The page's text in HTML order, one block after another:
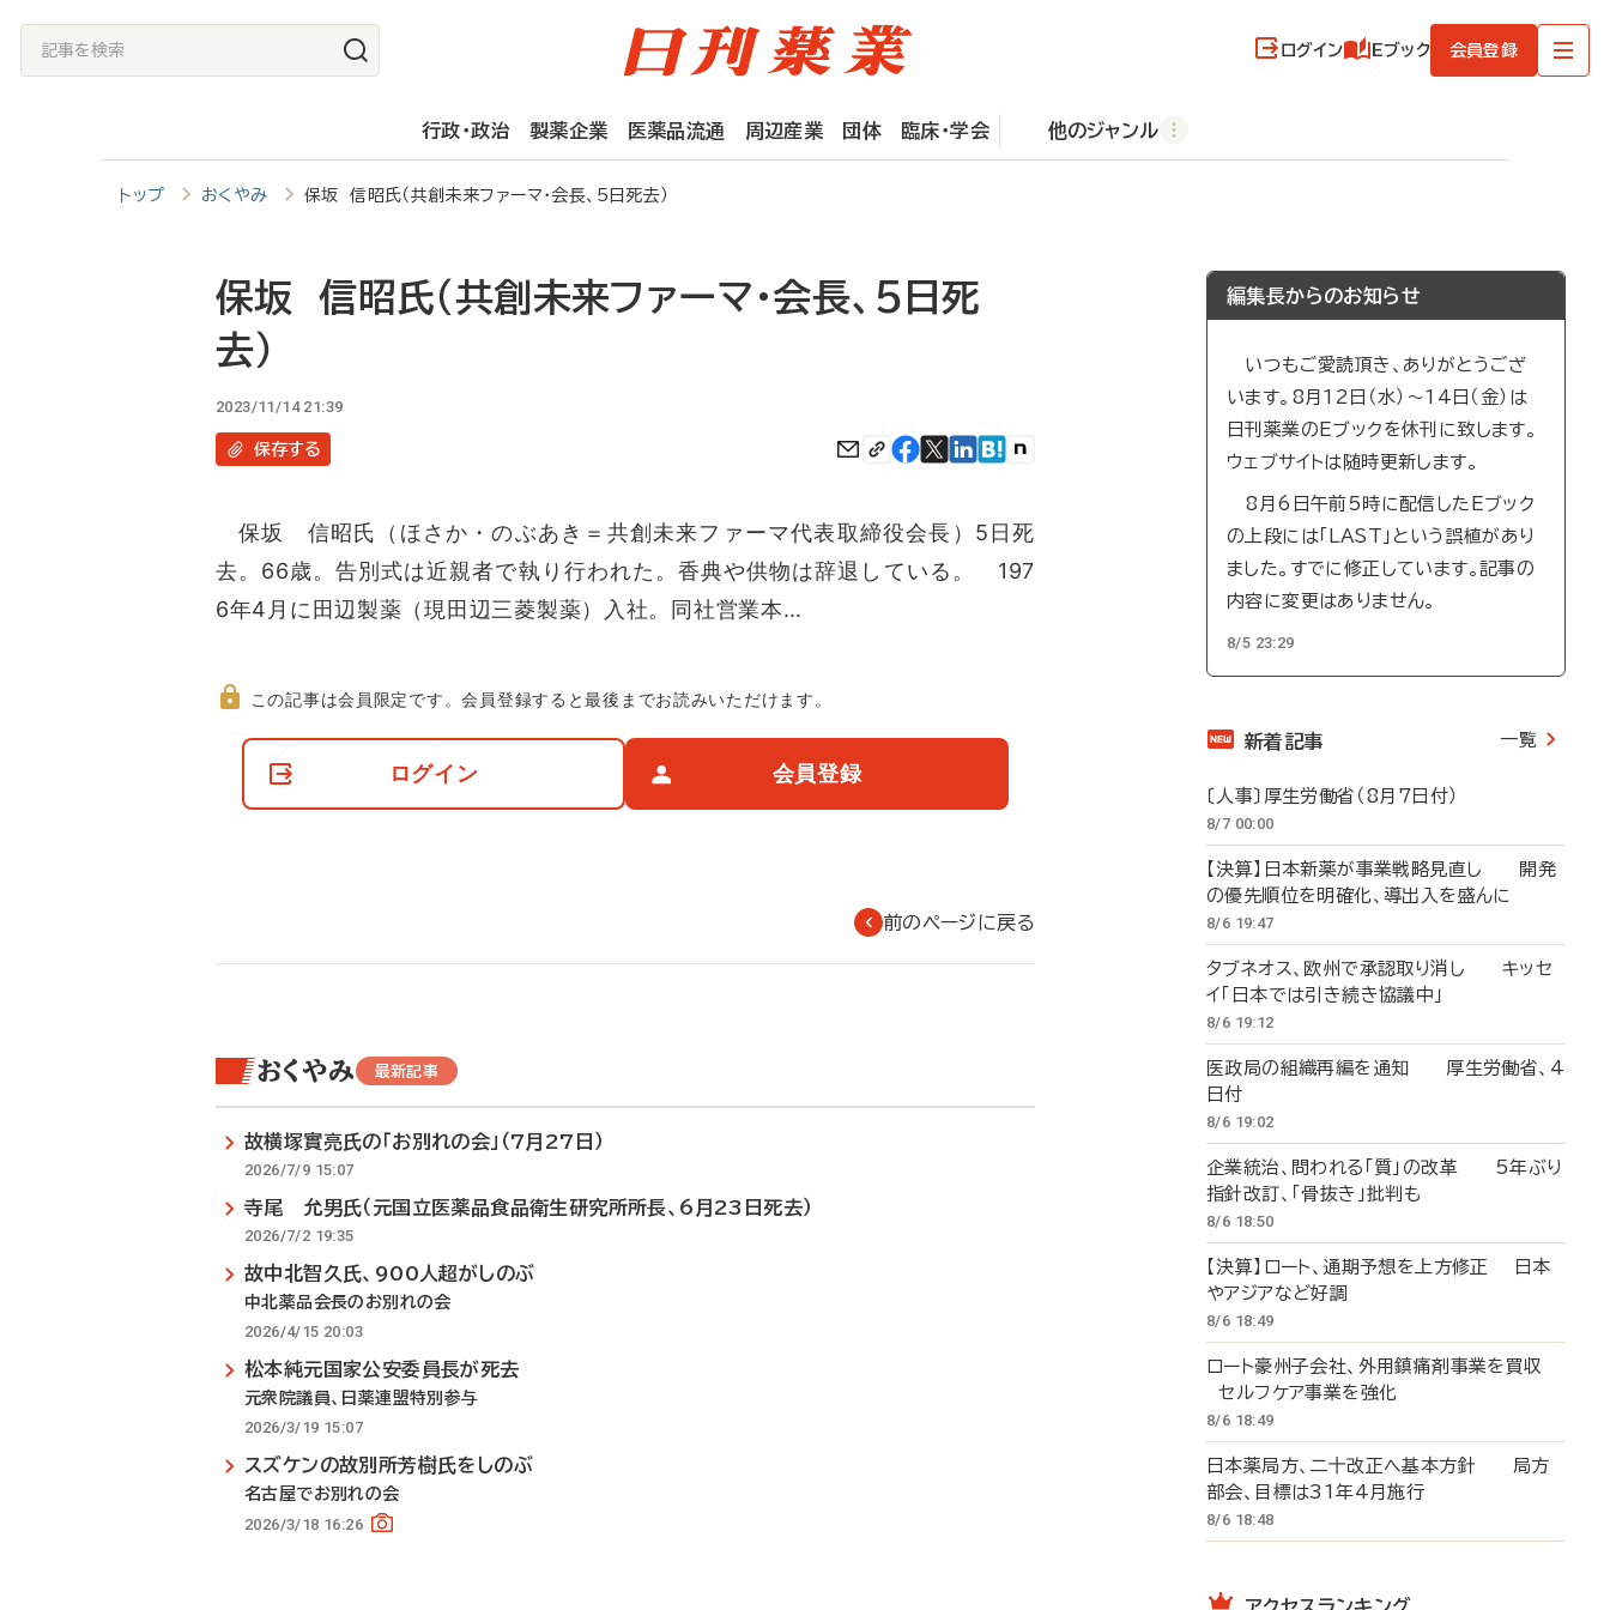
記
事
ログイン Eブック 会員登録
行政・政治 製薬企業 医薬品流通 周辺産業 団体 臨床・学会 他のジャンル
トップ おくやみ 保坂 信昭氏（共創未来ファーマ・会長、5日死去）
保坂 信昭氏（共創未来ファーマ・会長、5日死
去）
2023/11/14 21:39
保存する
保坂 信昭氏（ほさか・のぶあき＝共創未来ファーマ代表取締役会長）5日死
去。66歳。告別式は近親者で執り行われた。香典や供物は辞退している。 197
6年4月に田辺製薬（現田辺三菱製薬）入社。同社営業本…
て
この記事は会員限定です。会員登録すると最後までお読みいただけます。
ログイン 会員登録
前のページに戻る
おくやみ 最新記事
故横塚實亮氏の「お別れの会」（7月27日）
2026/7/9 15:07
寺尾 允男氏（元国立医薬品食品衛生研究所所長、6月23日死去）
2026/7/2 19:35
故中北智久氏、900人超がしのぶ
中北薬品会長のお別れの会
2026/4/15 20:03
松本純元国家公安委員長が死去
元衆院議員、日薬連盟特別参与
2026/3/19 15:07
スズケンの故別所芳樹氏をしのぶ
名古屋でお別れの会
2026/3/18 16:26
編集長からのお知らせ
いつもご愛読頂き、ありがとうござ
います。8月12日（水）～14日（金）は
日刊薬業のEブックを休刊に致します。
ウェブサイトは随時更新します。
8月6日午前5時に配信したEブック
の上段には「LAST」という誤植があり
ました。すでに修正しています。記事の
内容に変更はありません。
8/5 23:29
新着記事 一覧
〔人事〕厚生労働省（8月7日付）
8/7 00:00
【決算】日本新薬が事業戦略見直し 開発
の優先順位を明確化、導出入を盛んに
8/6 19:47
タブネオス、欧州で承認取り消し キッセ
イ「日本では引き続き協議中」
8/6 19:12
医政局の組織再編を通知 厚生労働省、4
日付
8/6 19:02
企業統治、問われる「質」の改革 5年ぶり
指針改訂、「骨抜き」批判も
8/6 18:50
【決算】ロート、通期予想を上方修正 日本
やアジアなど好調
8/6 18:49
ロート豪州子会社、外用鎮痛剤事業を買収
セルフケア事業を強化
8/6 18:49
日本薬局方、二十改正へ基本方針 局方
部会、目標は31年4月施行
8/6 18:48